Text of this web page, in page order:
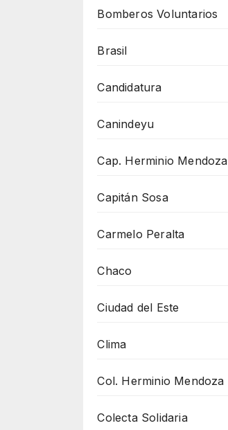
Bomberos Voluntarios
Brasil
Candidatura
Canindeyu
Cap. Herminio Mendoza
Capitán Sosa
Carmelo Peralta
Chaco
Ciudad del Este
Clima
Col. Herminio Mendoza
Colecta Solidaria